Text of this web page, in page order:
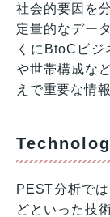
社会的要因を
定量的なデー
くにBtoCビ
や世帯構成な
えで重要な情
PEST分析で
どといった技